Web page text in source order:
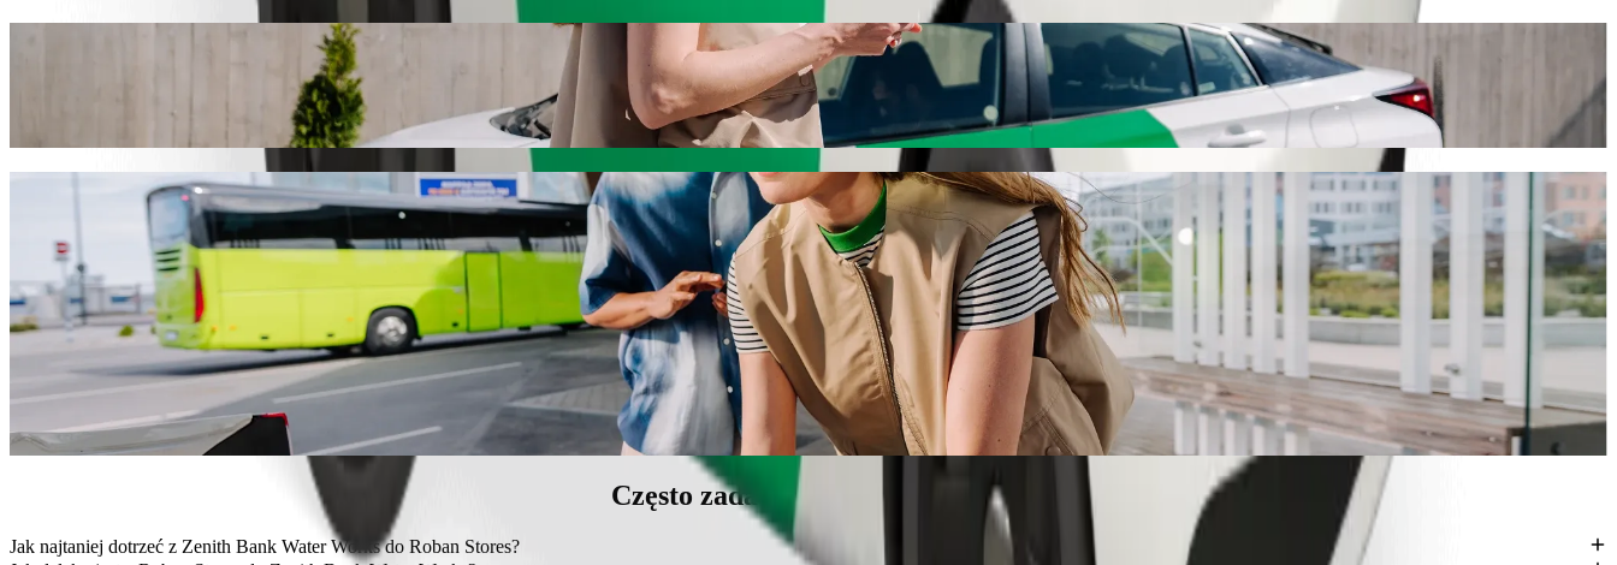
Pojedź z Zenith Bank Water Works do Roban Stores z Bolt
Zalecamy przejazd Bolt, jeśli chcesz dotrzeć do Roban Stores w jak najlepszej cenie. Podróż zajmie ok. 8 min, a jego cena wyniesie ok. 1661,70 NGN NGN. Bez względu na okazję, znajdziemy dla Ciebie
Usługi Bolt, aby dojechać z Zenith Bank Water Works do Roban Stores
Dużo bagażu? Zarezerwuj vany XL, które pomieszczą do 6 osób.
Chcesz dojechać ze stylem? Wypróbuj samochody premium Bolt.
Podróżujesz z dziećmi? Zamów przejazd samochodem z podstawką dla dziecka.
Twój pupil jedzie z Tobą? Wypróbuj nasze przejazdy przyjazne zwierzętom.
Potrzebujesz dodatkowej pomocy? Nasza kategoria Assist oferuje pojazdy dostępne dla wózków inwalidzkich (WAV).
Niedrogie przejazdy? Skorzystaj z kompaktowych samochodów w niższej cenie z Bolt Basic.
Pobierz aplikację Bolt
Często zadawane pytania (FAQ)
Jak najtaniej dotrzeć z Zenith Bank Water Works do Roban Stores?